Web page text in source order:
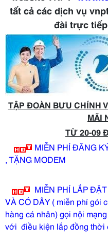
tất cả các dịch vụ
đài trực tiếp
TẬP ĐOÀN BƯU CHÍNH
MÃI
TỪ 20-09
MIỄN PHÍ ĐĂNG
, TẶNG MODEM
MIỄN PHÍ LẮP
VÀ CÓ DÂY ( miễn phí gói
hàng cá nhân) gọi nội
với điều kiện lắp đồng thời